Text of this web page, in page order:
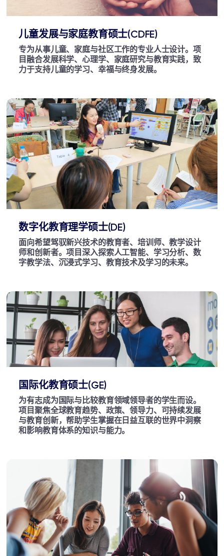
儿童发展与家庭教育硕士(CDFE)
专为从事儿童、家庭与社区工作的专业人士设计。项
目融合发展科学、心理学、家庭研究与教育实践，致
力于支持儿童的学习、幸福与终身发展。
数字化教育理学硕士(DE)
面向希望驾驭新兴技术的教育者、培训师、教学设计
师和创新者。项目深入探索人工智能、学习分析、数
字教学法、沉浸式学习、教育技术及学习的未来。
国际化教育硕士(GE)
为有志成为国际与比较教育领域领导者的学生而设。
项目聚焦全球教育趋势、政策、领导力、可持续发展
与教育创新，帮助学生掌握在日益互联的世界中洞察
和影响教育体系的知识与能力。